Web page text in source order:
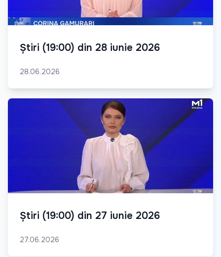
Știri (19:00) din 28 iunie 2026
28.06.2026
Știri (19:00) din 27 iunie 2026
27.06.2026